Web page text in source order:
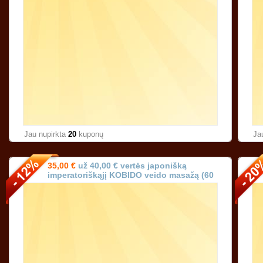
Jau nupirkta 20 kuponų
35,00 € už 40,00 € vertės japonišką
imperatoriškąjį KOBIDO veido masažą (60
min.) Vilniuje!